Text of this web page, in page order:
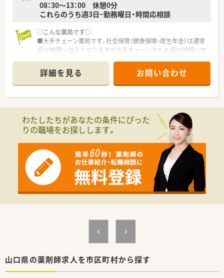
08：30～13：00 休憩0分
これらのうち週3日~勤務曜日・時間応相談
○こんな薬局です○
■大手チェーン薬局です、社会保険（健康保険・厚生年金）は通常
週30時間～加入となりますが大手チェーンのため週20時間～加
■教育体制整っています
■近隣クリニックメイン応需
■在宅は近隣施設がメインとなります
■常勤2名のヘルプパート募集です
○こんな方にオススメです○
■パート薬剤師として久しぶりに働きたい方
■パートで社会保険に加入したい方
詳細を見る お問い合わせ
わたしたちがあなたの条件にぴった
りの職場をお探しします。
山口県の薬剤師求人を市区町村から探す